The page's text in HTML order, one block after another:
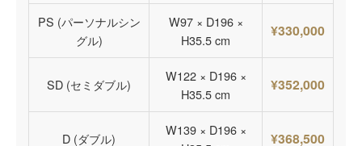
PS (パーソナルシン
グル)
W97 × D196 ×
H35.5 cm
¥330,000
SD (セミダブル)
W122 × D196 ×
H35.5 cm
¥352,000
D (ダブル)
W139 × D196 ×
¥368,500